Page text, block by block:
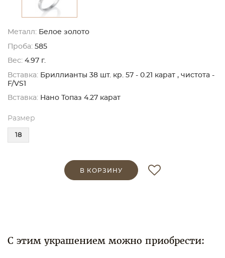
Металл: Белое золото
Проба: 585
Вес: 4.97 г.
Вставка: Бриллианты 38 шт. кр. 57 - 0.21 карат , чистота -
F/VS1
Вставка: Нано Топаз 4.27 карат
Размер
18
В КОРЗИНУ
С этим украшением можно приобрести: